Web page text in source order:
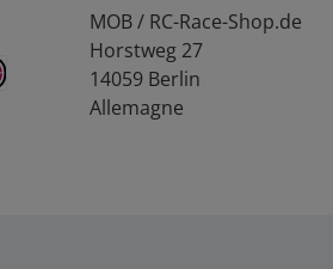
Debitkarte
MOB / RC-Race-Shop.de
Horstweg 27
14059 Berlin
Allemagne